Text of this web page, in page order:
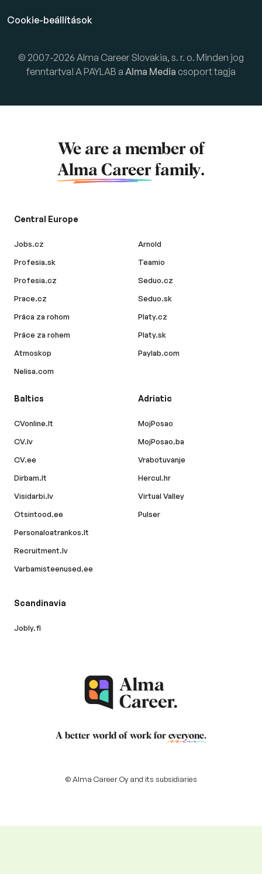
Cookie-beállítások
© 2007-2026 Alma Career Slovakia, s. r. o. Minden jog
fenntartva! A PAYLAB a Alma Media csoport tagja
We are a member of
Alma Career family.
Central Europe
Jobs.cz
Profesia.sk
Profesia.cz
Prace.cz
Práca za rohom
Práce za rohem
Atmoskop
Nelisa.com
Arnold
Teamio
Seduo.cz
Seduo.sk
Platy.cz
Platy.sk
Paylab.com
Baltics
CVonline.lt
CV.lv
CV.ee
Dirbam.lt
Visidarbi.lv
Otsintood.ee
Personaloatrankos.lt
Recruitment.lv
Varbamisteenused.ee
Adriatic
MojPosao
MojPosao.ba
Vrabotuvanje
Hercul.hr
Virtual Valley
Pulser
Scandinavia
Jobly.fi
A better world of work for everyone.
© Alma Career Oy and its subsidiaries